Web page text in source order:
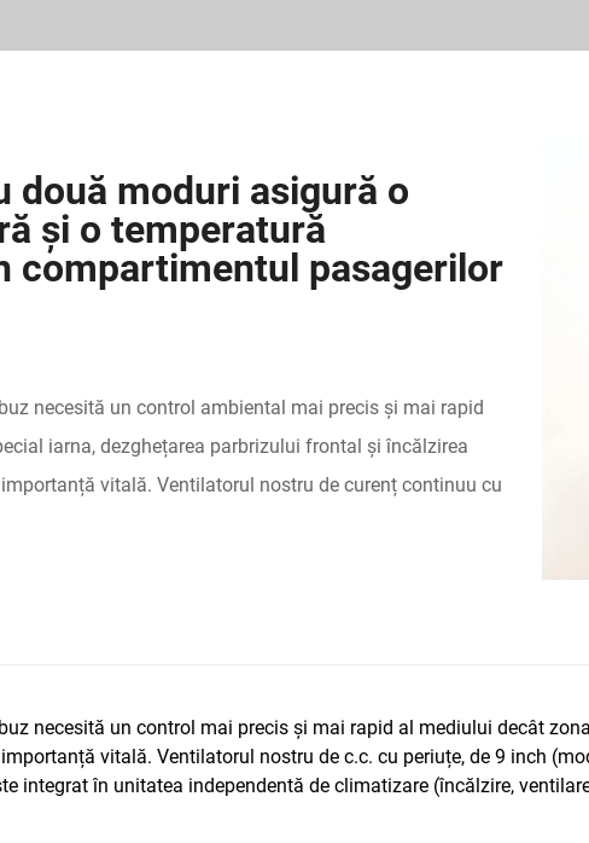
două moduri asigură o
și o temperatură
compartimentul pasagerilor
necesită un control ambiental mai precis și mai rapid
iarna, dezghețarea parbrizului frontal și încălzirea
vitală. Ventilatorul nostru de curenț continuu cu
necesită un control mai precis și mai rapid al mediului decât
vitală. Ventilatorul nostru de c.c. cu periuțe, de 9 inch
integrat în unitatea independentă de climatizare (încălzire,